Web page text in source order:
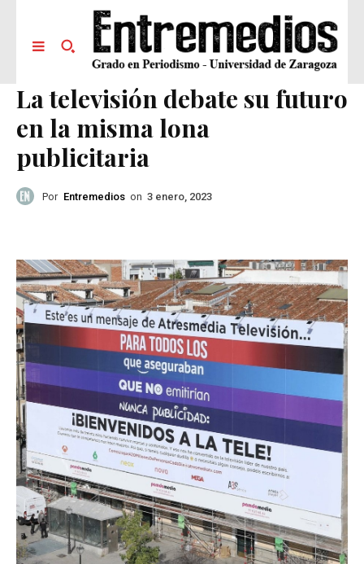
La televisión debate su futuro
en la misma lona
publicitaria
Por Entremedios on 3 enero, 2023